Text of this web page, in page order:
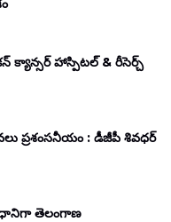
క్యాన్సర్ హాస్పిటల్ & రీసెర్చ్
ప్రశంసనీయం : డీజీపీ శివధర్
తెలంగాణ